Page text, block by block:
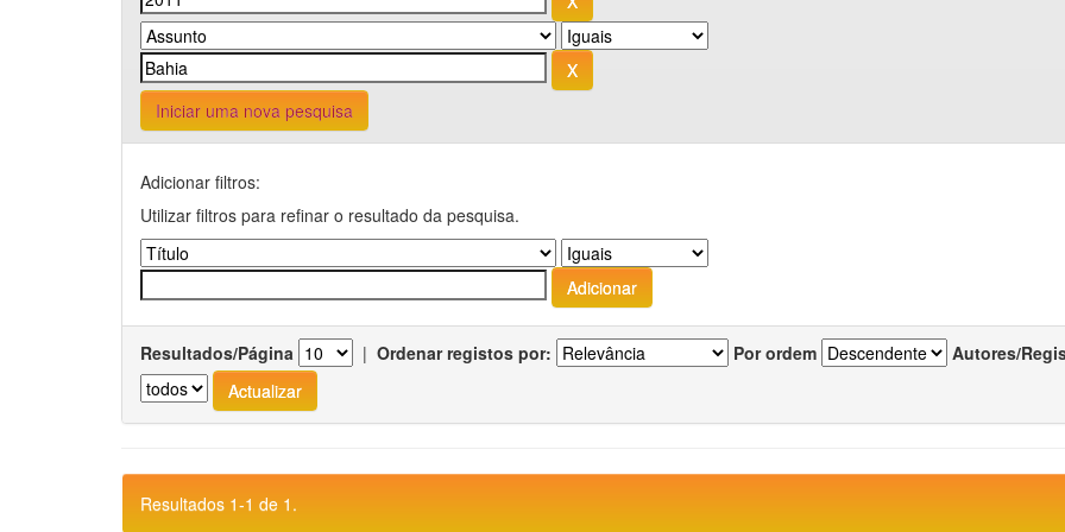
Iniciar uma nova pesquisa
Adicionar filtros:
Utilizar filtros para refinar o resultado da pesquisa.
Resultados/Página | Ordenar registos por: Por ordem Autores/
Resultados 1-1 de 1.